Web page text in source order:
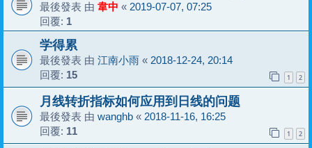
最後發表 由 韋中 « 2019-07-07, 07:25
回覆: 1
学得累
最後發表 由 江南小雨 « 2018-12-24, 20:14
回覆: 15 1 2
月线转折指标如何应用到日线的问题
最後發表 由 wanghb « 2018-11-16, 16:25
回覆: 11 1 2